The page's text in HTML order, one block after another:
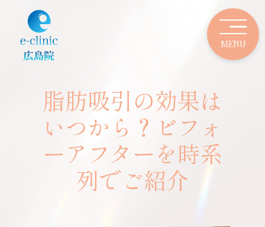
脂肪吸引の効果は
いつから？ビフォ
ーアフターを時系
列でご紹介